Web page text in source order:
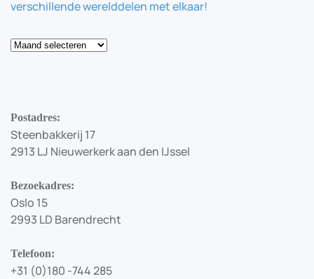
verschillende werelddelen met elkaar!
Blog
Postadres:
Steenbakkerij 17
2913 LJ Nieuwerkerk aan den IJssel
Bezoekadres:
Oslo 15
2993 LD Barendrecht
Telefoon:
+31 (0)180 -744 285